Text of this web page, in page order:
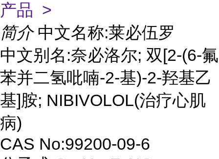
产品 >
简介 中文名称:莱必伍罗
中文别名:奈必洛尔; 双[2-(6-氟
苯并二氢吡喃-2-基)-2-羟基乙
基]胺; NIBIVOLOL(治疗心肌
病)
CAS No:99200-09-6